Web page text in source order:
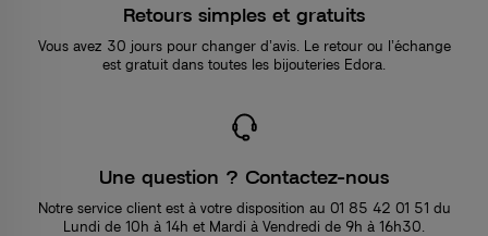
Retours simples et gratuits
Vous avez 30 jours pour changer d’avis. Le retour ou l’échange
est gratuit dans toutes les bijouteries Edora.
Une question ? Contactez-nous
Notre service client est à votre disposition au 01 85 42 01 51 du
Lundi de 10h à 14h et Mardi à Vendredi de 9h à 16h30.